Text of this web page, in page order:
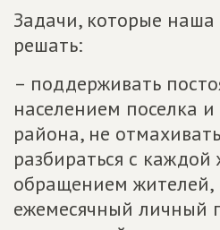
Задачи, которые
решать:
– поддерживать
населением поселка
района, не
разбираться с
обращением жителей,
ежемесячный личный